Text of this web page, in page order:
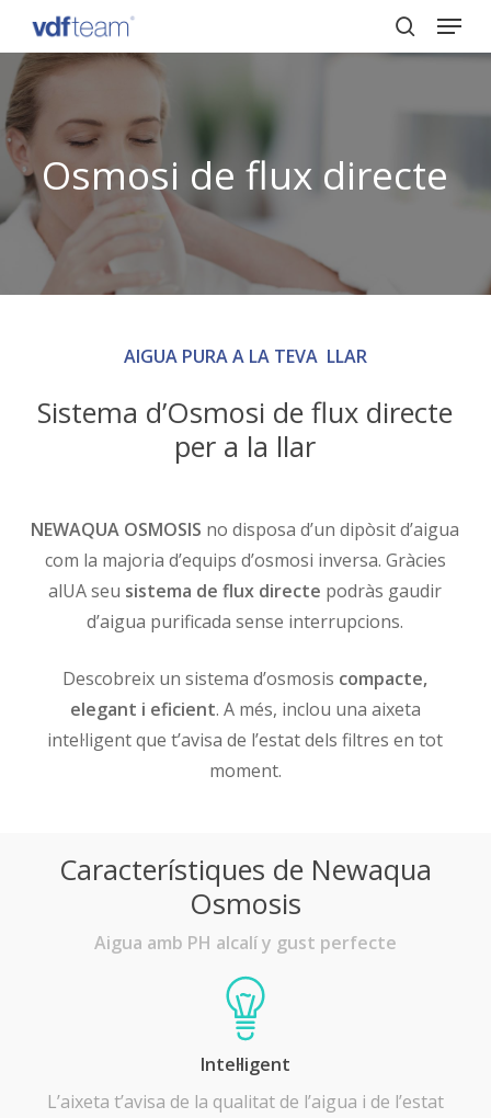
main
content
search
Menu
Osmosi de flux directe
AIGUA PURA A LA TEVA LLAR
Sistema d’Osmosi de flux directe
per a la llar
NEWAQUA OSMOSIS no disposa d’un dipòsit d’aigua
com la majoria d’equips d’osmosi inversa. Gràcies
alUA seu sistema de flux directe podràs gaudir
d’aigua purificada sense interrupcions.
Descobreix un sistema d’osmosis compacte,
elegant i eficient. A més, inclou una aixeta
intel·ligent que t’avisa de l’estat dels filtres en tot
moment.
Característiques de Newaqua
Osmosis
Aigua amb PH alcalí y gust perfecte
Intel·ligent
L’aixeta t’avisa de la qualitat de l’aigua i de l’estat